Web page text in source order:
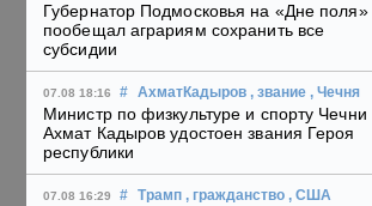
Губернатор Подмосковья на «Дне поля»
пообещал аграриям сохранить все
субсидии
07.08 18:16 # АхматКадыров , звание , Чечня
Министр по физкультуре и спорту Чечни
Ахмат Кадыров удостоен звания Героя
республики
07.08 16:29 # Трамп , гражданство , США